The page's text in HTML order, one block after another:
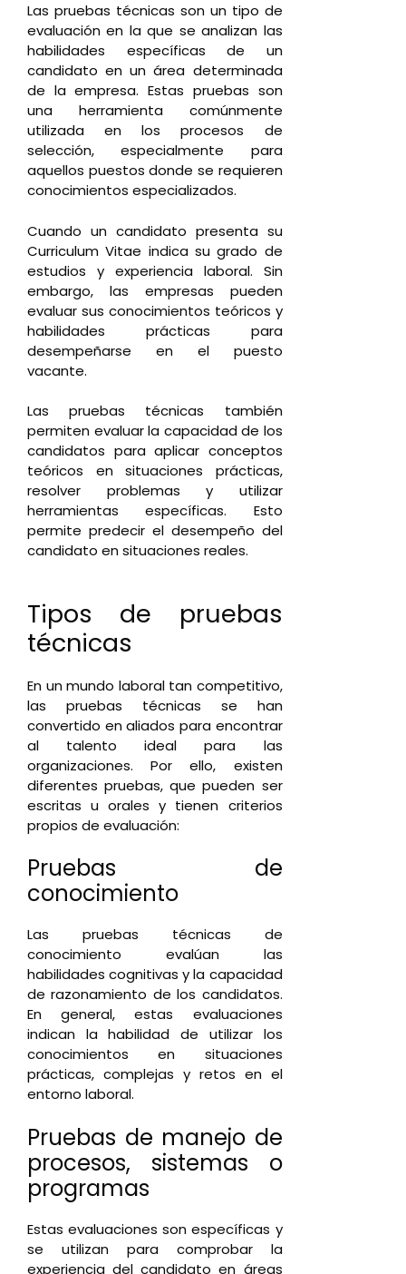
Las pruebas técnicas son un tipo de
evaluación en la que se analizan las
habilidades específicas de un
candidato en un área determinada
de la empresa. Estas pruebas son
una herramienta comúnmente
utilizada en los procesos de
selección, especialmente para
aquellos puestos donde se requieren
conocimientos especializados.
Cuando un candidato presenta su
Curriculum Vitae indica su grado de
estudios y experiencia laboral. Sin
embargo, las empresas pueden
evaluar sus conocimientos teóricos y
habilidades prácticas para
desempeñarse en el puesto
vacante.
Las pruebas técnicas también
permiten evaluar la capacidad de los
candidatos para aplicar conceptos
teóricos en situaciones prácticas,
resolver problemas y utilizar
herramientas específicas. Esto
permite predecir el desempeño del
candidato en situaciones reales.
Tipos de pruebas
técnicas
En un mundo laboral tan competitivo,
las pruebas técnicas se han
convertido en aliados para encontrar
al talento ideal para las
organizaciones. Por ello, existen
diferentes pruebas, que pueden ser
escritas u orales y tienen criterios
propios de evaluación:
Pruebas de
conocimiento
Las pruebas técnicas de
conocimiento evalúan las
habilidades cognitivas y la capacidad
de razonamiento de los candidatos.
En general, estas evaluaciones
indican la habilidad de utilizar los
conocimientos en situaciones
prácticas, complejas y retos en el
entorno laboral.
Pruebas de manejo de
procesos, sistemas o
programas
Estas evaluaciones son específicas y
se utilizan para comprobar la
experiencia del candidato en áreas